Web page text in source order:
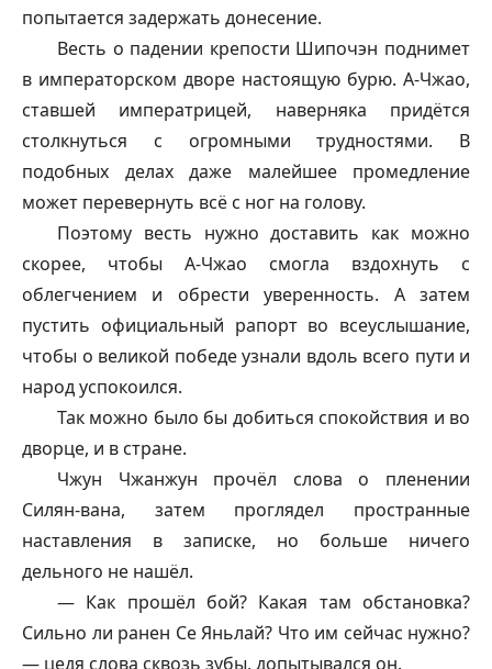
попытается задержать донесение.
Весть о падении крепости Шипочэн поднимет
в императорском дворе настоящую бурю. А-Чжао,
ставшей императрицей, наверняка придётся
столкнуться с огромными трудностями. В
подобных делах даже малейшее промедление
может перевернуть всё с ног на голову.
Поэтому весть нужно доставить как можно
скорее, чтобы А-Чжао смогла вздохнуть с
облегчением и обрести уверенность. А затем
пустить официальный рапорт во всеуслышание,
чтобы о великой победе узнали вдоль всего пути и
народ успокоился.
Так можно было бы добиться спокойствия и во
дворце, и в стране.
Чжун Чжанжун прочёл слова о пленении
Силян-вана, затем проглядел пространные
наставления в записке, но больше ничего
дельного не нашёл.
— Как прошёл бой? Какая там обстановка?
Сильно ли ранен Се Яньлай? Что им сейчас нужно?
— цедя слова сквозь зубы, допытывался он.